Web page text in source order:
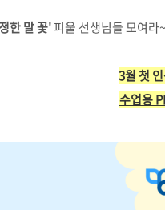
한 말 꽃'피울 선생님들 모여라
3월 첫
수업용